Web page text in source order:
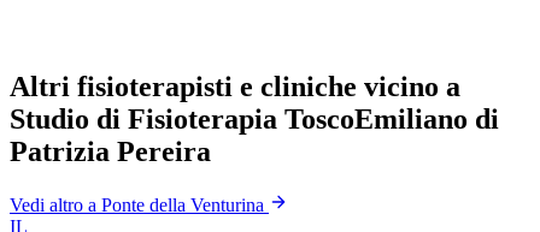
Altri fisioterapisti e cliniche vicino a
Studio di Fisioterapia ToscoEmiliano di
Patrizia Pereira
Vedi altro a Ponte della Venturina
IL